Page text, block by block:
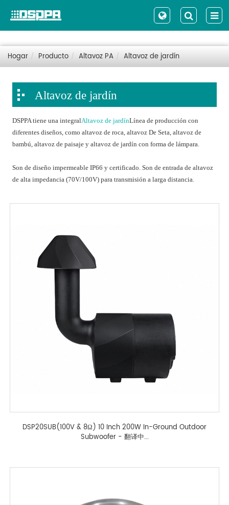
Hogar Producto Altavoz PA Altavoz de jardín
Altavoz de jardín
DSPPA tiene una integralAltavoz de jardínLínea de producción con
diferentes diseños, como altavoz de roca, altavoz De Seta, altavoz de
bambú, altavoz de paisaje y altavoz de jardín con forma de lámpara.
Son de diseño impermeable IP66 y certificado. Son de entrada de altavoz
de alta impedancia (70V/100V) para transmisión a larga distancia.
DSP20SUB(100V & 8Ω) 10 Inch 200W In-Ground Outdoor
Subwoofer - 翻译中...